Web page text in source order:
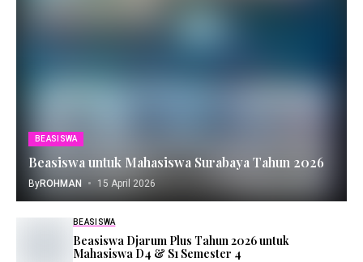
BEASISWA
Beasiswa untuk Mahasiswa Surabaya Tahun 2026
ByROHMAN 15 April 2026
BEASISWA
Beasiswa Djarum Plus Tahun 2026 untuk
Mahasiswa D4 & S1 Semester 4